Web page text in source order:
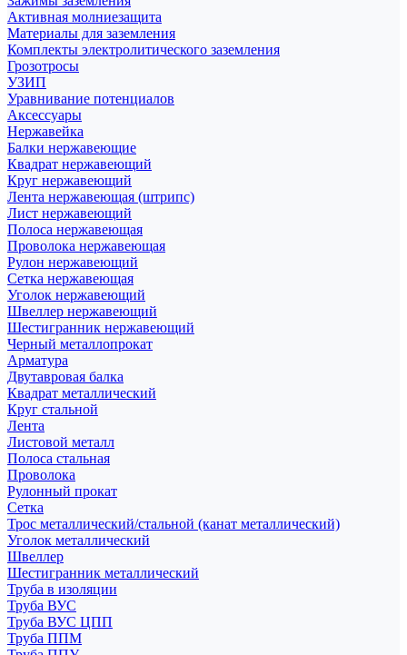
Активная молниезащита
Материалы для заземления
Комплекты электролитического заземления
Грозотросы
УЗИП
Уравнивание потенциалов
Аксессуары
Нержавейка
Балки нержавеющие
Квадрат нержавеющий
Круг нержавеющий
Лента нержавеющая (штрипс)
Лист нержавеющий
Полоса нержавеющая
Проволока нержавеющая
Рулон нержавеющий
Сетка нержавеющая
Уголок нержавеющий
Швеллер нержавеющий
Шестигранник нержавеющий
Черный металлопрокат
Арматура
Двутавровая балка
Квадрат металлический
Круг стальной
Лента
Листовой металл
Полоса стальная
Проволока
Рулонный прокат
Сетка
Трос металлический/стальной (канат металлический)
Уголок металлический
Швеллер
Шестигранник металлический
Труба в изоляции
Труба ВУС
Труба ВУС ЦПП
Труба ППМ